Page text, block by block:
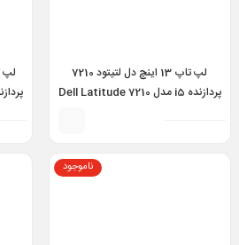
لپ تاپ 13 اینچ دل لتیتود 7210
پردازنده i5 مدل Dell Latitude 7210
ناموجود